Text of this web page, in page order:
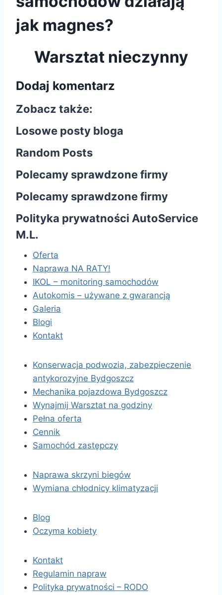
jak magnes?
Warsztat nieczynny
Dodaj komentarz
Zobacz także:
Losowe posty bloga
Random Posts
Polecamy sprawdzone firmy
Polecamy sprawdzone firmy
Polityka prywatności AutoService
M.L.
Oferta
Naprawa NA RATY!
IKOL – monitoring samochodów
Autokomis – używane z gwarancją
Galeria
Blogi
Kontakt
Konserwacja podwozia, zabezpieczenie
antykorozyjne Bydgoszcz
Mechanika pojazdowa Bydgoszcz
Wynajmij Warsztat na godziny
Pełna oferta
Cennik
Samochód zastępczy
Naprawa skrzyni biegów
Wymiana chłodnicy klimatyzacji
Blog
Oczyma kobiety
Kontakt
Regulamin napraw
Polityka prywatności – RODO